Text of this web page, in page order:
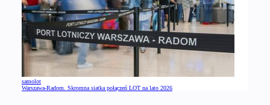
samolot
Warszawa-Radom. Skromna siatka połączeń LOT na lato 2026